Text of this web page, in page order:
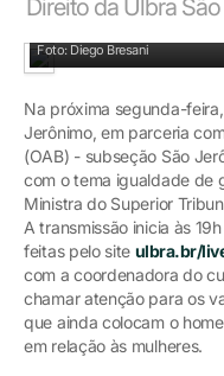
Direito da Ulbra
Foto: Diego Bresani
Na próxima segunda-
Jerônimo, em parceria
(OAB) - subseção São
com o tema igualdade de
Ministra do Superior
A transmissão inicia às
feitas pelo site ulbra.br/
com a coordenadora do
chamar atenção para os
que ainda colocam o
em relação às mulheres.